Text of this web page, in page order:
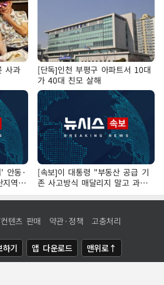
사과
[단독]인천 부평구 아파트서 10대
가 40대 친모 살해
안동·
역
[속보]이 대통령 "부동산 공급 기
존 사고방식 매달리지 말고 과감
히 실천"
텐츠 판매 약관·정책 고충처리
하기 앱 다운로드 맨위로↑